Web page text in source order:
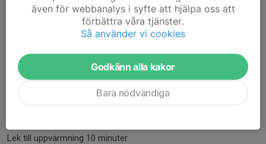
syskon). OBS. Endast en vuxen per barn.
Vi tränar 15 veckor, 1 gång/veckan, 45 minuter/tillfälle. Vid
inställda träningar förlängs terminen. Juluppvisning den 5
december.
Lek till uppvärmning 10 minuter
även för webbanalys i syfte att hjälpa oss att
förbättra våra tjänster.
Så använder vi cookies
Godkänn alla kakor
Bara nödvändiga